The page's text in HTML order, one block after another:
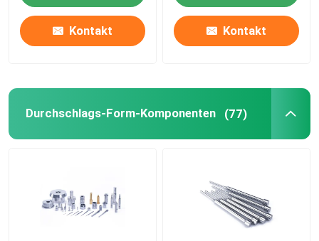
Kontakt Kontakt
Durchschlags-Form-Komponenten (77)